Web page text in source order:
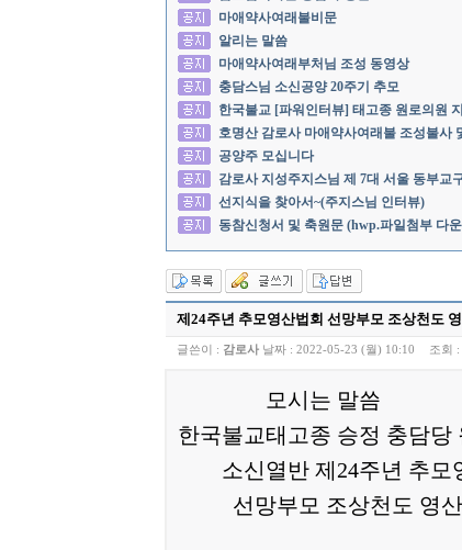
마애약사여래불비문
알리는 말씀
마애약사여래부처님 조성 동영상
충담스님 소신공양 20주기 추모
한국불교 [파워인터뷰] 태고종 원로의원
호명산 감로사 마애약사여래불 조성불사
공양주 모십니다
감로사 지성주지스님 제 7대 서울 동부교
선지식을 찾아서~(주지스님 인터뷰)
동참신청서 및 축원문 (hwp.파일첨부 다
제24주년 추모영산법회 선망부모 조상천도
글쓴이 : 감로사 날짜 : 2022-05-23 (월) 10:10 조회 :
모시는 말씀
한국불교태고종 승정 충담
소신열반 제24주년 추모
선망부모 조상천도 영산